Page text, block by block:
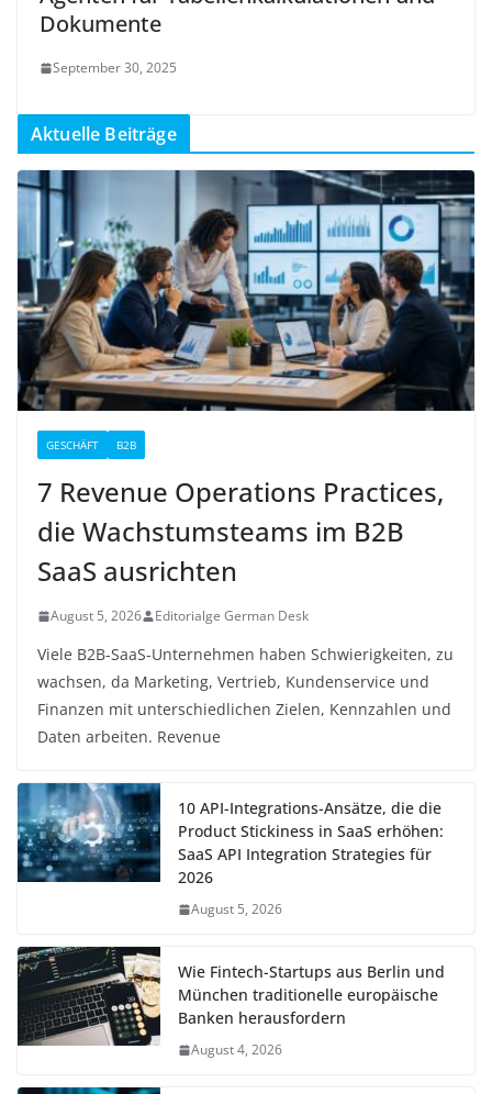
Dokumente
September 30, 2025
Aktuelle Beiträge
GESCHÄFT B2B
7 Revenue Operations Practices,
die Wachstumsteams im B2B
SaaS ausrichten
August 5, 2026 Editorialge German Desk
Viele B2B-SaaS-Unternehmen haben Schwierigkeiten, zu
wachsen, da Marketing, Vertrieb, Kundenservice und
Finanzen mit unterschiedlichen Zielen, Kennzahlen und
Daten arbeiten. Revenue
10 API-Integrations-Ansätze, die die
Product Stickiness in SaaS erhöhen:
SaaS API Integration Strategies für
2026
August 5, 2026
Wie Fintech-Startups aus Berlin und
München traditionelle europäische
Banken herausfordern
August 4, 2026